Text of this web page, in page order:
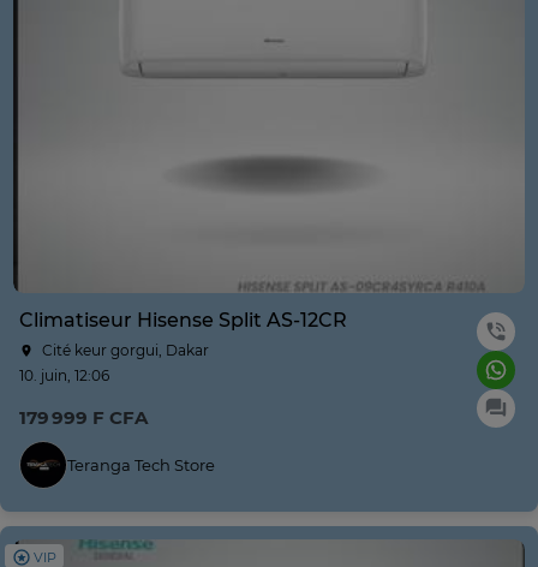
Climatiseur Hisense Split AS-12CR
Cité keur gorgui, Dakar
10. juin, 12:06
179 999 F CFA
Teranga Tech Store
VIP